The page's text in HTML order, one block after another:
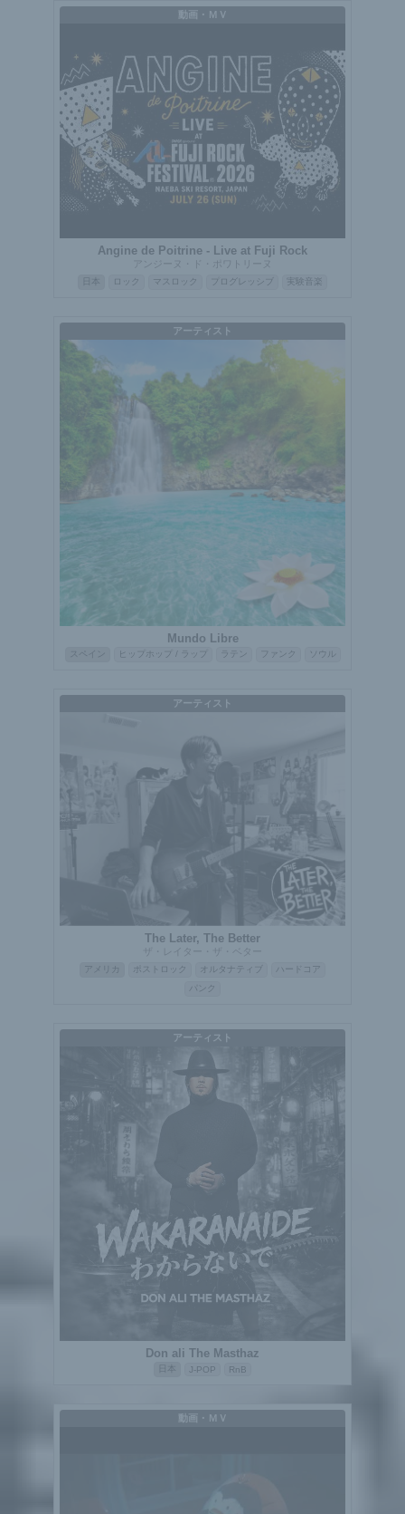
動画・ＭＶ
Angine de Poitrine - Live at Fuji Rock
アンジーヌ・ド・ポワトリーヌ
ロック マスロック プログレッシブ 実験音楽
アーティスト
Mundo Libre
スペイン ヒップホップ / ラップ ラテン ファンク ソウル
アーティスト
The Later, The Better
ザ・レイター・ザ・ベター
アメリカ ポストロック オルタナティブ
ハードコア
パンク
アーティスト
Don ali The Masthaz
J-POP RnB
動画・ＭＶ